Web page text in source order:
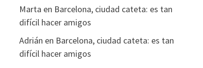
Marta en Barcelona, ciudad cateta: es tan
difícil hacer amigos
Adrián en Barcelona, ciudad cateta: es tan
difícil hacer amigos